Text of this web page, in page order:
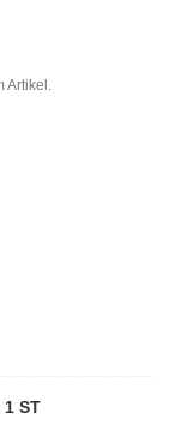
Artikel.
ST